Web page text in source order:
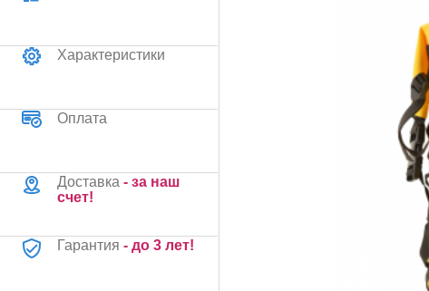
Характеристики
Оплата
Доставка - за наш
счет!
Гарантия - до 3 лет!